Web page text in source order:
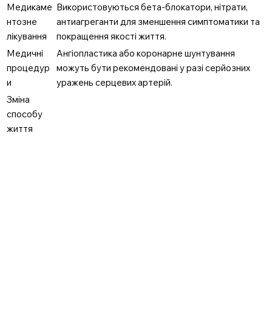
Медикаме
нтозне
лікування
Використовуються бета-блокатори, нітрати,
антиагреганти для зменшення симптоматики та
покращення якості життя.
Медичні
процедур
и
Ангіопластика або коронарне шунтування
можуть бути рекомендовані у разі серйозних
уражень серцевих артерій.
Зміна
способу
життя